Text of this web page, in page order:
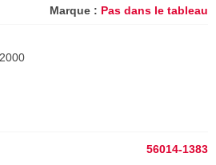
Marque : Pas dans le tableau
56014-1383